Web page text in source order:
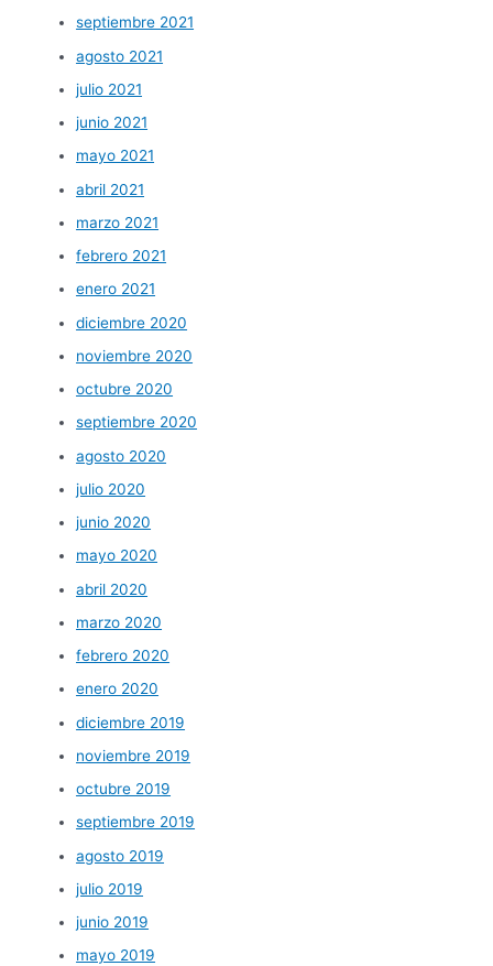
septiembre 2021
agosto 2021
julio 2021
junio 2021
mayo 2021
abril 2021
marzo 2021
febrero 2021
enero 2021
diciembre 2020
noviembre 2020
octubre 2020
septiembre 2020
agosto 2020
julio 2020
junio 2020
mayo 2020
abril 2020
marzo 2020
febrero 2020
enero 2020
diciembre 2019
noviembre 2019
octubre 2019
septiembre 2019
agosto 2019
julio 2019
junio 2019
mayo 2019